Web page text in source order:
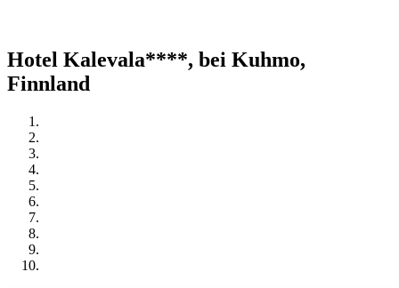
Hotel Kalevala****, bei Kuhmo,
Finnland